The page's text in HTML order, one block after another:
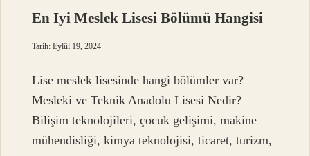
En Iyi Meslek Lisesi Bölümü Hangisi
Tarih: Eylül 19, 2024
Lise meslek lisesinde hangi bölümler var?
Mesleki ve Teknik Anadolu Lisesi Nedir?
Bilişim teknolojileri, çocuk gelişimi, makine
mühendisliği, kimya teknolojisi, ticaret, turizm,